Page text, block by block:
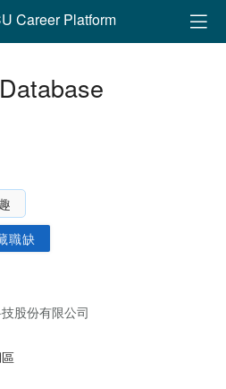
Career Platform
職缺
股份有限公司